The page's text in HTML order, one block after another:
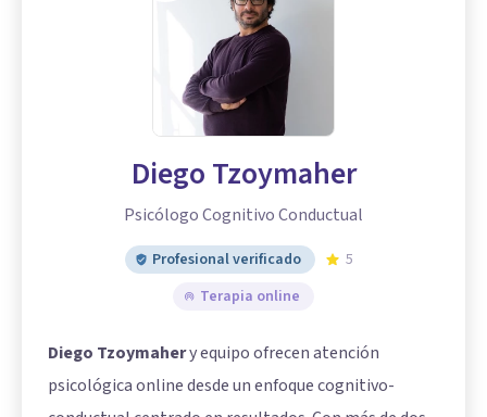
Diego Tzoymaher
Psicólogo Cognitivo Conductual
Profesional verificado
5
Terapia online
Diego Tzoymahery equipo ofrecen atención
psicológica online desde un enfoque cognitivo-